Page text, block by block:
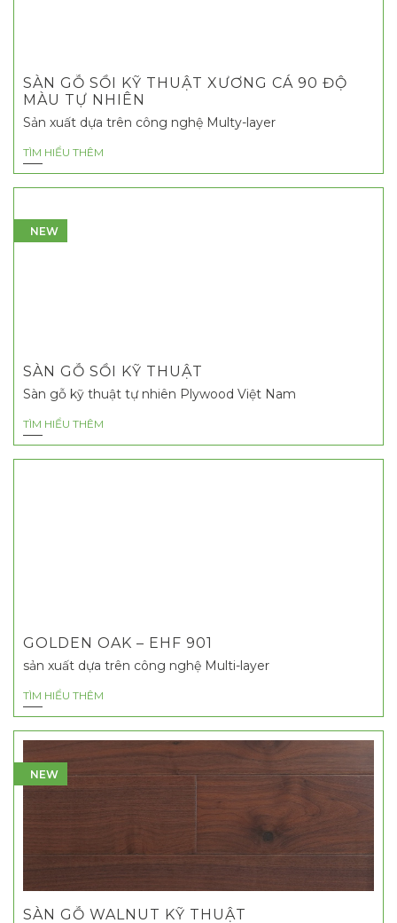
SÀN GỖ SỒI KỸ THUẬT XƯƠNG CÁ 90 ĐỘ
MÀU TỰ NHIÊN
Sản xuất dựa trên công nghệ Multy-layer
TÌM HIỂU THÊM
NEW
SÀN GỖ SỒI KỸ THUẬT
Sàn gỗ kỹ thuật tự nhiên Plywood Việt Nam
TÌM HIỂU THÊM
GOLDEN OAK – EHF 901
sản xuất dựa trên công nghệ Multi-layer
TÌM HIỂU THÊM
NEW
SÀN GỖ WALNUT KỸ THUẬT